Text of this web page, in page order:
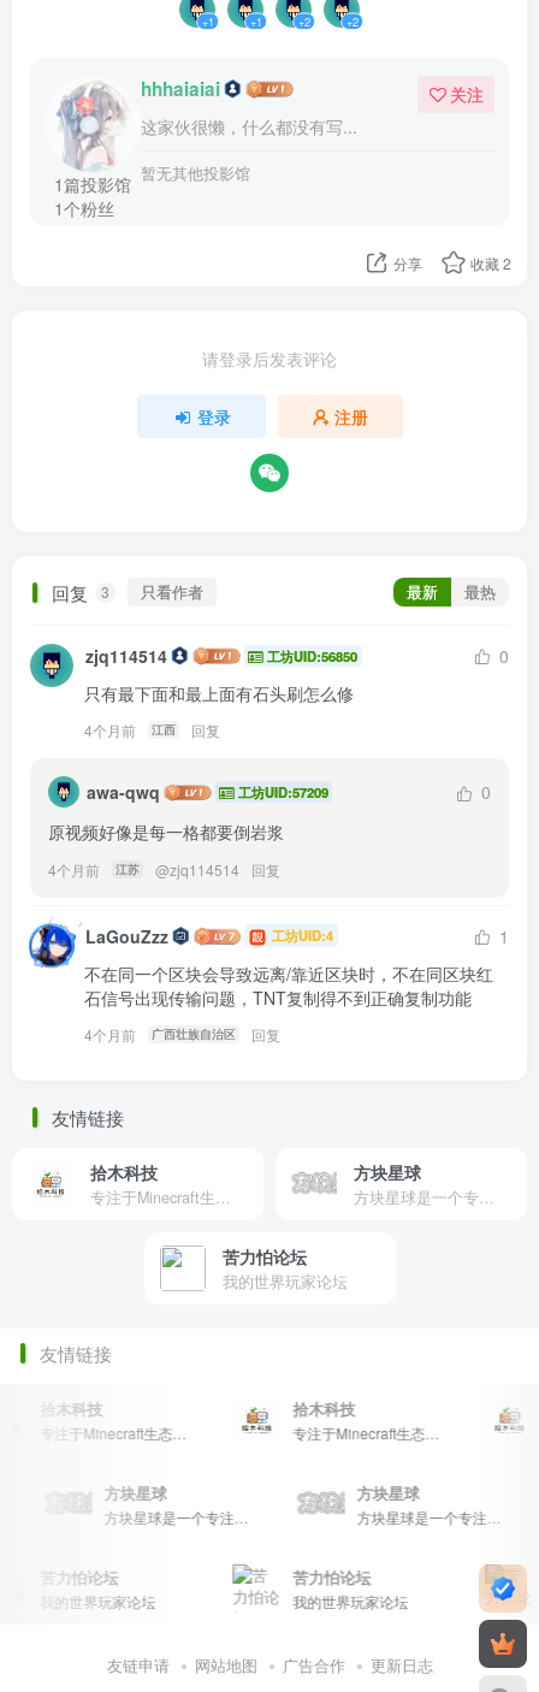
+1 +1 +2 +2
1篇投影馆
1个粉丝
hhhaiaiai
这家伙很懒，什么都没有写...
关注
暂无其他投影馆
分享 收藏2
请登录后发表评论
登录 注册
回复 3 只看作者 最新 最热
zjq114514 工坊UID:56850
0
只有最下面和最上面有石头刷怎么修
4个月前 江西 回复
awa-qwq 工坊UID:57209
0
原视频好像是每一格都要倒岩浆
4个月前 江苏 @zjq114514 回复
LaGouZzz 工坊UID:4
1
不在同一个区块会导致远离/靠近区块时，不在同区块红
石信号出现传输问题，TNT复制得不到正确复制功能
4个月前 广西壮族自治区 回复
友情链接
拾木科技
专注于Minecraft生态建设
方块星球
方块星球是一个专注于我的世界的中文论坛，提供丰富的资源分享、玩家交流和创意展示，包括地图、皮肤、数据包等内容，打造Minecraft玩家的专属社区乐园！
苦力怕论坛
我的世界玩家论坛
友情链接
拾木科技
专注于Minecraft生态建设
拾木科技
专注于Minecraft生态建设
方块星球 方块星球
苦力怕论坛
我的世界玩家论坛
苦力怕论坛
我的世界玩家论坛
友链申请 网站地图 广告合作 更新日志